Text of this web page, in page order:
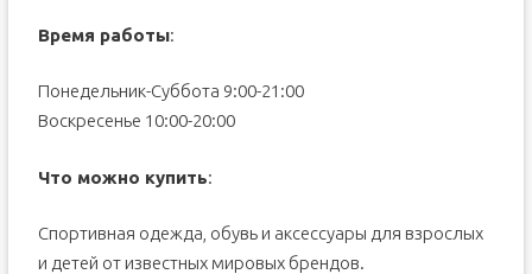
Время работы:
Понедельник-Суббота 9:00-21:00
Воскресенье 10:00-20:00
Что можно купить:
Спортивная одежда, обувь и аксессуары для взрослых
и детей от известных мировых брендов.